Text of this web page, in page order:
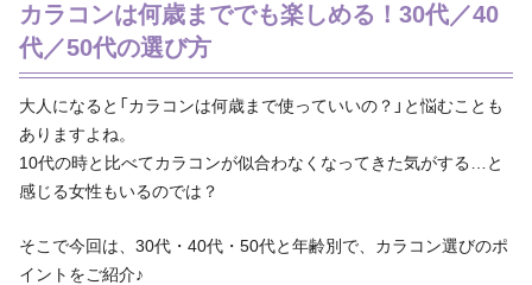
カラコンは何歳まででも楽しめる！30代／40
代／50代の選び方
大人になると「カラコンは何歳まで使っていいの？」と悩むことも
ありますよね。
10代の時と比べてカラコンが似合わなくなってきた気がする…と
感じる女性もいるのでは？
そこで今回は、30代・40代・50代と年齢別で、カラコン選びのポ
イントをご紹介♪